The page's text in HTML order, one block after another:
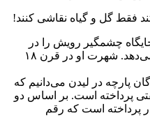
چشمگیر رویش را در
اواخر دهه بیست زندگی‌اش نشان می‌دهد. شهرت او در قرن ۱۸
پارچه در لیدن می‌دانیم که
پرداخته است. بر اساس دو
او ۱۳۰۰ یا ۱۵۰۰ گیلدر پرداخته است که رقم